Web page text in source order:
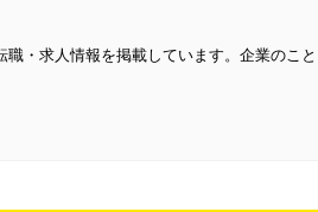
・求人情報を掲載しています。企業のこ